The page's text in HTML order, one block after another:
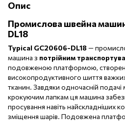
Опис
Промислова швейна
DL18
Typical GC20606-DL18 —
машина з потрійним
подовженою платформою,
високопродуктивного шиття
тканин. Завдяки одночасній подачі
крокуючим лапкам ця машина
просування навіть найскладніших
зміщення шарів. Подовжена